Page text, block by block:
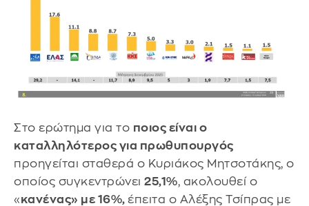
Στο ερώτημα για το ποιος είναι ο
καταλληλότερος για πρωθυπουργός
προηγείται σταθερά ο Κυριάκος Μητσοτάκης, ο
οποίος συγκεντρώνει 25,1%, ακολουθεί ο
«κανένας» με 16%, έπειτα ο Αλέξης Τσίπρας με